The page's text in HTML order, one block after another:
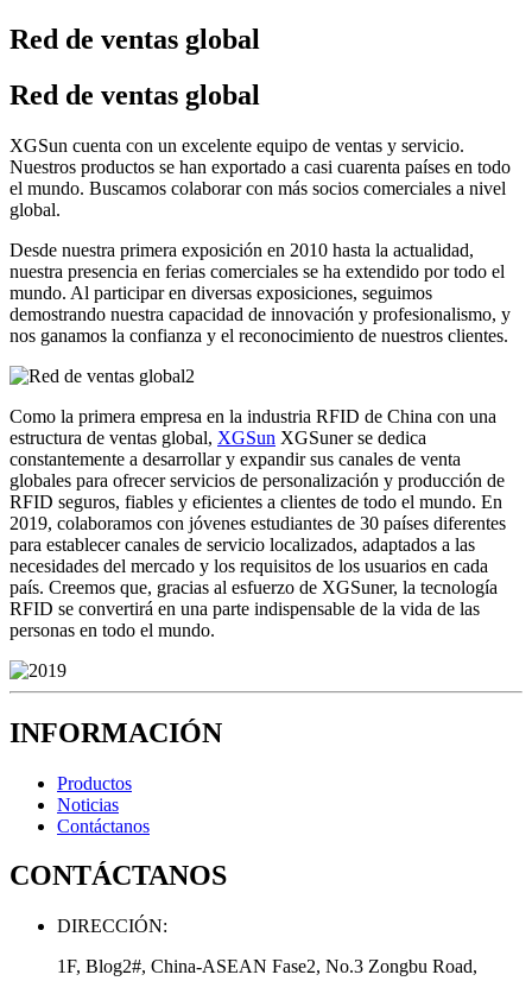
Red de ventas global
Red de ventas global
XGSun cuenta con un excelente equipo de ventas y servicio.
Nuestros productos se han exportado a casi cuarenta países en todo
el mundo. Buscamos colaborar con más socios comerciales a nivel
global.
Desde nuestra primera exposición en 2010 hasta la actualidad,
nuestra presencia en ferias comerciales se ha extendido por todo el
mundo. Al participar en diversas exposiciones, seguimos
demostrando nuestra capacidad de innovación y profesionalismo, y
nos ganamos la confianza y el reconocimiento de nuestros clientes.
Como la primera empresa en la industria RFID de China con una
estructura de ventas global, XGSun XGSuner se dedica
constantemente a desarrollar y expandir sus canales de venta
globales para ofrecer servicios de personalización y producción de
RFID seguros, fiables y eficientes a clientes de todo el mundo. En
2019, colaboramos con jóvenes estudiantes de 30 países diferentes
para establecer canales de servicio localizados, adaptados a las
necesidades del mercado y los requisitos de los usuarios en cada
país. Creemos que, gracias al esfuerzo de XGSuner, la tecnología
RFID se convertirá en una parte indispensable de la vida de las
personas en todo el mundo.
INFORMACIÓN
Productos
Noticias
Contáctanos
CONTÁCTANOS
DIRECCIÓN:
1F, Blog2#, China-ASEAN Fase2, No.3 Zongbu Road,